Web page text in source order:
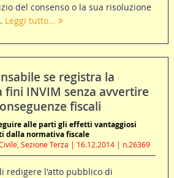
del consenso o la sua risoluzione
Leggi tutto...
se registra la
fini INVIM senza avvertire
fiscali
alle parti gli effetti vantaggiosi
dalla normativa fiscale
Sezione Terza | 16.12.2014 | n.26369
redigere l'atto pubblico di